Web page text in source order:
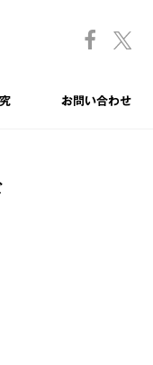
お問い合わせ